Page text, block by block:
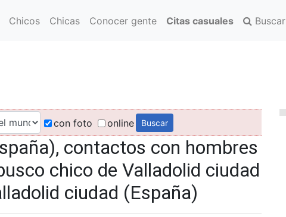
Chicos Chicas Conocer gente Citas casuales Buscar
con foto online
contactos con hombres
chico de Valladolid ciudad
ciudad (España)